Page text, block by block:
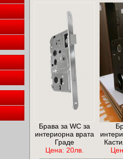
Брава за WC за
интериорна врата
Граде
Цена: 20лв.